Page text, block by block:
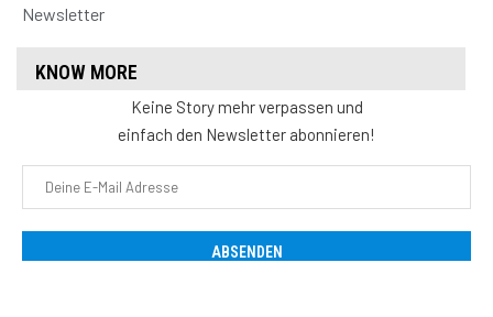
Newsletter
KNOW MORE
Keine Story mehr verpassen und
einfach den Newsletter abonnieren!